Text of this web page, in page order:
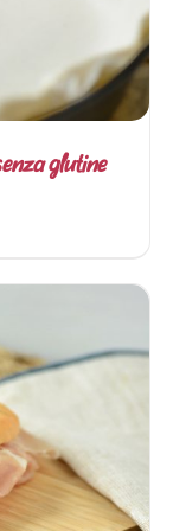
glutine
DETTAGLI